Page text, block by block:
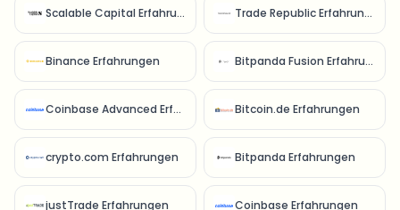
Scalable Capital Erfahrungen Trade Republic Erfahrungen
Binance Erfahrungen Bitpanda Fusion Erfahrungen
Coinbase Advanced Erfahrungen Bitcoin.de Erfahrungen
crypto.com Erfahrungen Bitpanda Erfahrungen
justTrade Erfahrungen Coinbase Erfahrungen